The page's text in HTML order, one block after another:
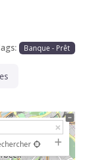
Banque - Prêt